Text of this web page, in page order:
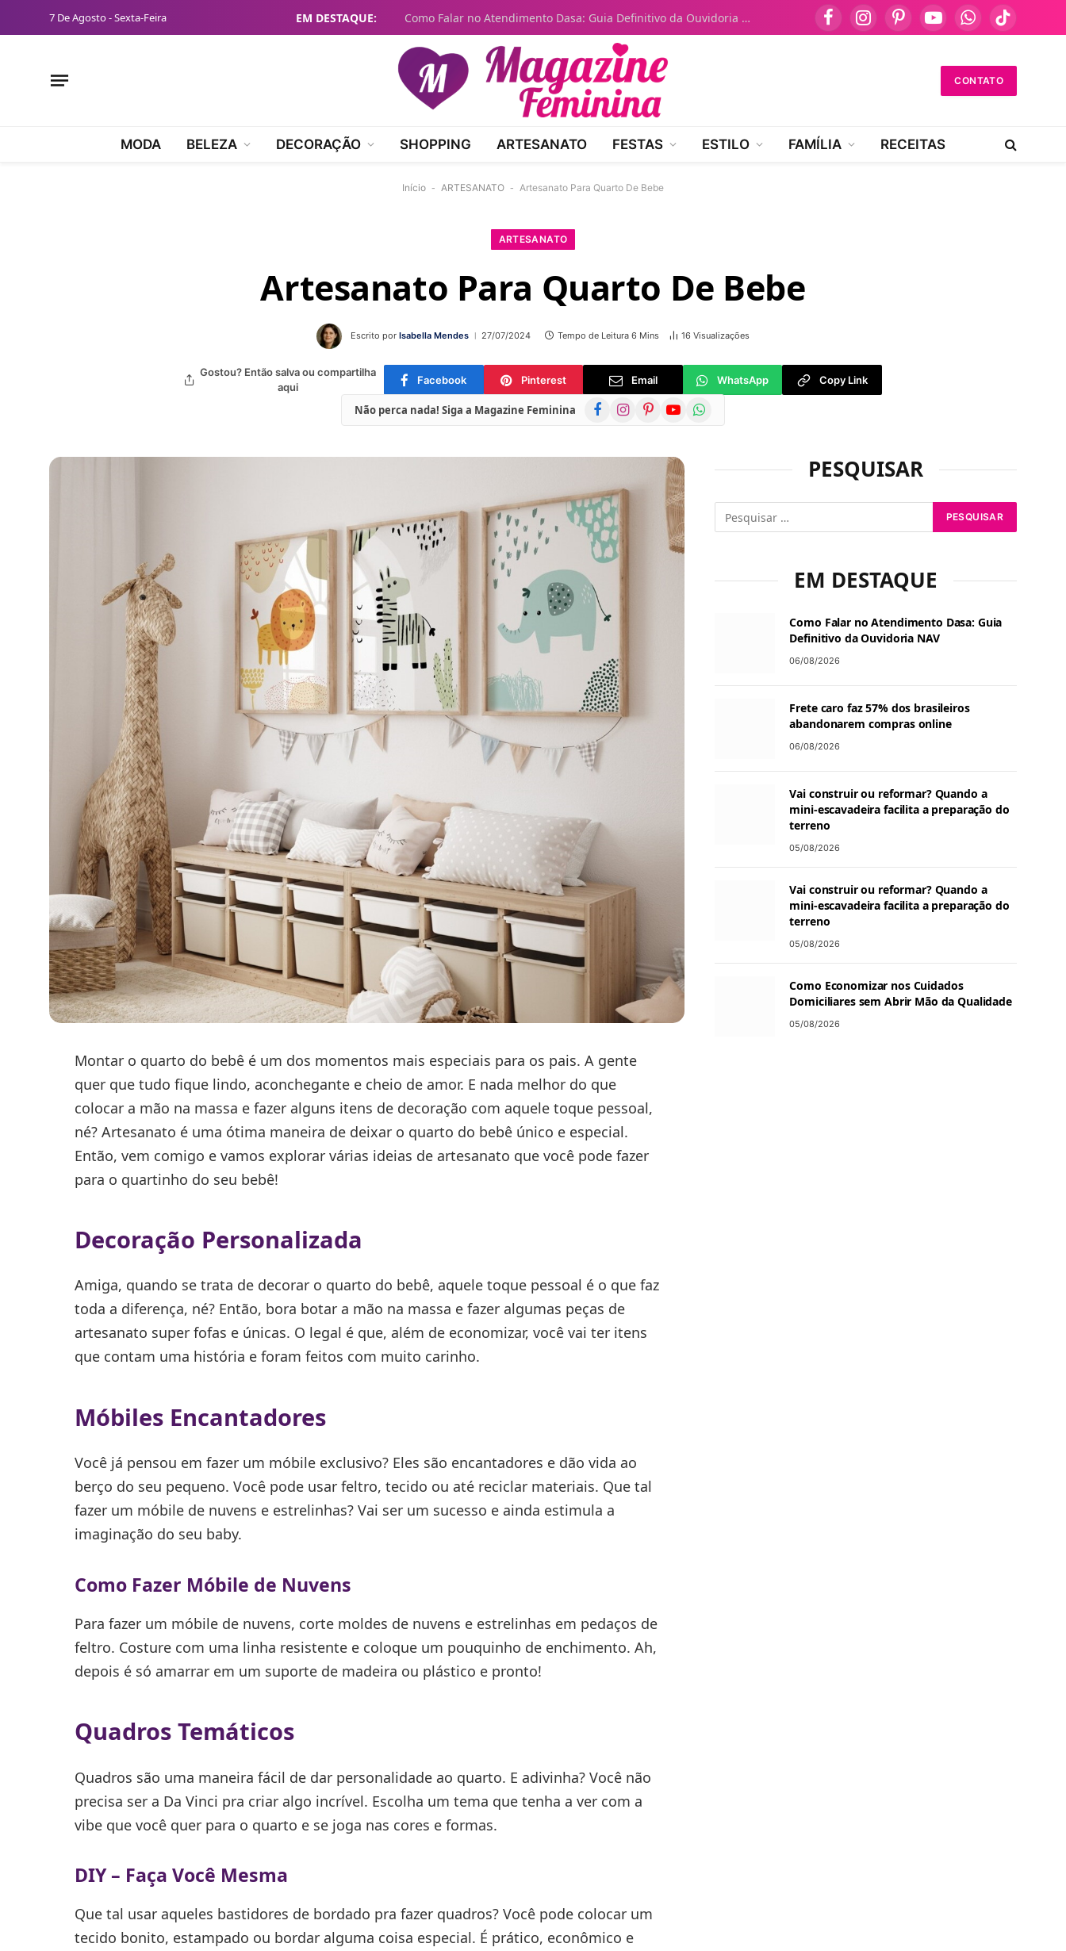
7 De Agosto - Sexta-Feira EM DESTAQUE: Como Falar no Atendimento Dasa: Guia Definitivo da Ouvidoria NAV FacebookInstagramPinterestYouTubeWhatsApp
TikTok
CONTATO
MODA BELEZA DECORAÇÃO SHOPPING ARTESANATO FESTAS ESTILO FAMÍLIA RECEITAS
Início - ARTESANATO - Artesanato Para Quarto De Bebe
ARTESANATO
Artesanato Para Quarto De Bebe
Escrito por Isabella Mendes 27/07/2024 Tempo de Leitura 6 Mins 16 Visualizações
Gostou? Então salva ou compartilha
aqui
Facebook Pinterest Email WhatsApp Copy Link
Não perca nada! Siga a Magazine Feminina FacebookInstagramPinterestYouTubeWhatsApp
Montar o quarto do bebê é um dos momentos mais especiais para os pais. A gente
quer que tudo fique lindo, aconchegante e cheio de amor. E nada melhor do que
colocar a mão na massa e fazer alguns itens de decoração com aquele toque pessoal,
né? Artesanato é uma ótima maneira de deixar o quarto do bebê único e especial.
Então, vem comigo e vamos explorar várias ideias de artesanato que você pode fazer
para o quartinho do seu bebê!
Decoração Personalizada
Amiga, quando se trata de decorar o quarto do bebê, aquele toque pessoal é o que faz
toda a diferença, né? Então, bora botar a mão na massa e fazer algumas peças de
artesanato super fofas e únicas. O legal é que, além de economizar, você vai ter itens
que contam uma história e foram feitos com muito carinho.
Móbiles Encantadores
Você já pensou em fazer um móbile exclusivo? Eles são encantadores e dão vida ao
berço do seu pequeno. Você pode usar feltro, tecido ou até reciclar materiais. Que tal
fazer um móbile de nuvens e estrelinhas? Vai ser um sucesso e ainda estimula a
imaginação do seu baby.
Como Fazer Móbile de Nuvens
Para fazer um móbile de nuvens, corte moldes de nuvens e estrelinhas em pedaços de
feltro. Costure com uma linha resistente e coloque um pouquinho de enchimento. Ah,
depois é só amarrar em um suporte de madeira ou plástico e pronto!
Quadros Temáticos
Quadros são uma maneira fácil de dar personalidade ao quarto. E adivinha? Você não
precisa ser a Da Vinci pra criar algo incrível. Escolha um tema que tenha a ver com a
vibe que você quer para o quarto e se joga nas cores e formas.
DIY – Faça Você Mesma
Que tal usar aqueles bastidores de bordado pra fazer quadros? Você pode colocar um
tecido bonito, estampado ou bordar alguma coisa especial. É prático, econômico e
PESQUISAR
EM DESTAQUE
Como Falar no Atendimento Dasa: Guia
Definitivo da Ouvidoria NAV
06/08/2026
Frete caro faz 57% dos brasileiros
abandonarem compras online
06/08/2026
Vai construir ou reformar? Quando a
mini-escavadeira facilita a preparação do
terreno
05/08/2026
Vai construir ou reformar? Quando a
mini-escavadeira facilita a preparação do
terreno
05/08/2026
Como Economizar nos Cuidados
Domiciliares sem Abrir Mão da Qualidade
05/08/2026